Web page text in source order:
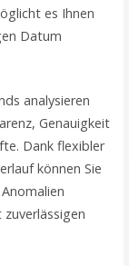
es Ihnen
Datum
analysieren
Genauigkeit
Dank flexibler
können Sie